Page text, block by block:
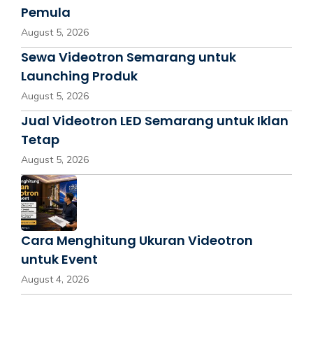
Pemula
August 5, 2026
Sewa Videotron Semarang untuk
Launching Produk
August 5, 2026
Jual Videotron LED Semarang untuk Iklan
Tetap
August 5, 2026
Cara Menghitung Ukuran Videotron
untuk Event
August 4, 2026